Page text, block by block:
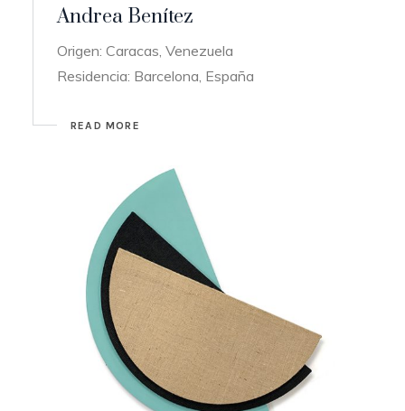
Andrea Benítez
Origen: Caracas, Venezuela
Residencia: Barcelona, España
READ MORE